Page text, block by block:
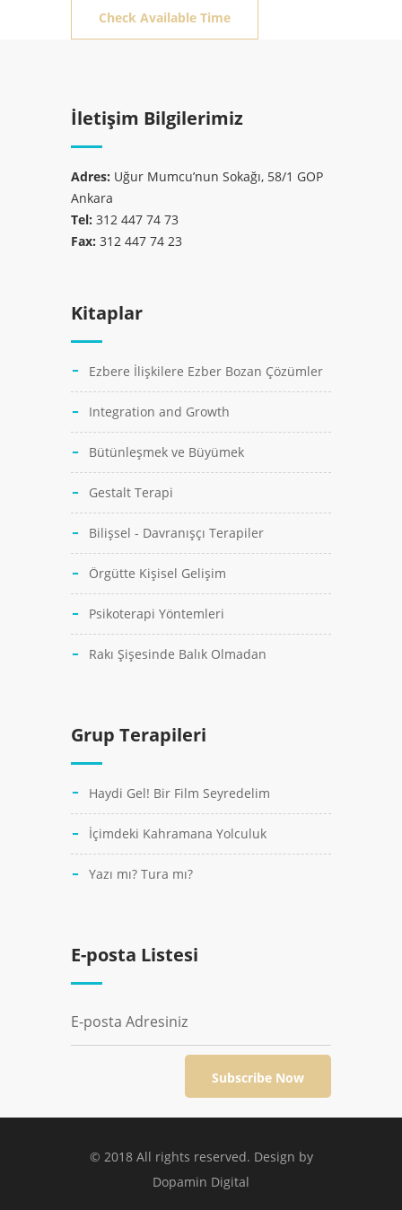
İletişim Bilgilerimiz
Adres: Uğur Mumcu’nun Sokağı, 58/1 GOP
Ankara
Tel: 312 447 74 73
Fax: 312 447 74 23
Kitaplar
Ezbere İlişkilere Ezber Bozan Çözümler
Integration and Growth
Bütünleşmek ve Büyümek
Gestalt Terapi
Bilişsel - Davranışçı Terapiler
Örgütte Kişisel Gelişim
Psikoterapi Yöntemleri
Rakı Şişesinde Balık Olmadan
Grup Terapileri
Haydi Gel! Bir Film Seyredelim
İçimdeki Kahramana Yolculuk
Yazı mı? Tura mı?
E-posta Listesi
© 2018 All rights reserved. Design by
Dopamin Digital